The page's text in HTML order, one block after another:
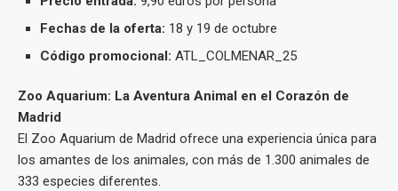
Fechas de la oferta: 18 y 19 de octubre
Código promocional: ATL_COLMENAR_25
Zoo Aquarium: La Aventura Animal en el Corazón de
Madrid
El Zoo Aquarium de Madrid ofrece una experiencia única para
los amantes de los animales, con más de 1.300 animales de
333 especies diferentes.